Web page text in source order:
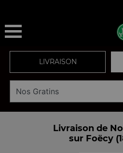
LIVRAISON
Livraison de
sur Foëcy